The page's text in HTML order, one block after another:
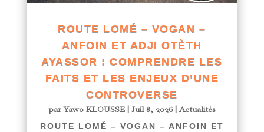
ROUTE LOMÉ – VOGAN –
ANFOIN ET ADJI OTÈTH
AYASSOR : COMPRENDRE LES
FAITS ET LES ENJEUX D’UNE
CONTROVERSE
parYawo KLOUSSE| Juil 8, 2026|Actualités
ROUTE LOMÉ – VOGAN – ANFOIN ET